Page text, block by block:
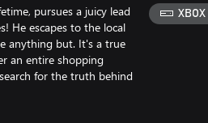
pursues a juicy lead
He escapes to the local
anything but. It's a true
an entire shopping
for the truth behind